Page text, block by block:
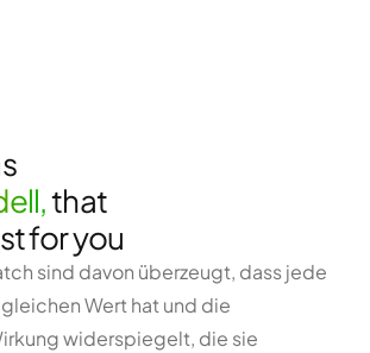
that
for you
sind davon überzeugt, dass jede
Wert hat und die
widerspiegelt, die sie